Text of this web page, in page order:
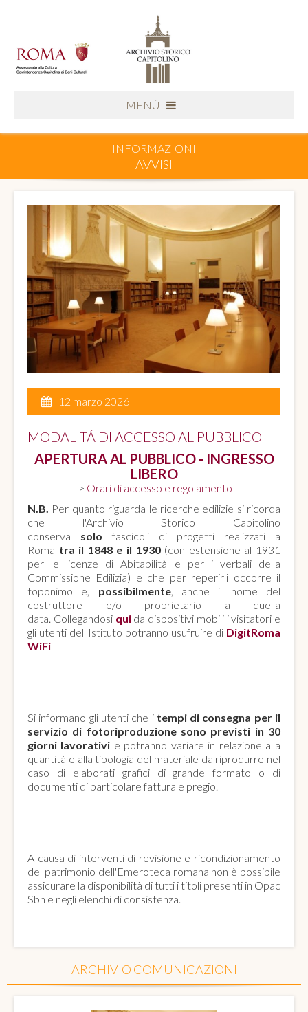
MENÙ
INFORMAZIONI
AVVISI
12 marzo 2026
MODALITÁ DI ACCESSO AL PUBBLICO
APERTURA AL PUBBLICO - INGRESSO
LIBERO
--> Orari di accesso e regolamento
N.B. Per quanto riguarda le ricerche edilizie si ricorda
che l'Archivio Storico Capitolino
conserva solo fascicoli di progetti realizzati a
Roma tra il 1848 e il 1930(con estensione al 1931
per le licenze di Abitabilità e per i verbali della
Commissione Edilizia) e che per reperirli occorre il
toponimo e, possibilmente, anche il nome del
costruttore e/o proprietario a quella
data. Collegandosi qui da dispositivi mobili i visitatori e
gli utenti dell'Istituto potranno usufruire di DigitRoma
WiFi
Si informano gli utenti che itempi di consegna per il
servizio di fotoriproduzione sono previsti in 30
giorni lavorativi e potranno variare in relazione alla
quantità e alla tipologia del materiale da riprodurre nel
caso di elaborati grafici di grande formato o di
documenti di particolare fattura e pregio.
A causa di interventi di revisione e ricondizionamento
del patrimonio dell'Emeroteca romana non è possibile
assicurare la disponibilità di tutti i titoli presenti in Opac
Sbn e negli elenchi di consistenza.
ARCHIVIO COMUNICAZIONI